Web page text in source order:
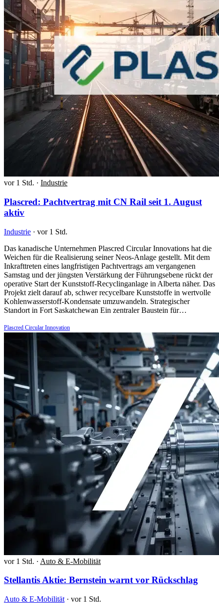
vor 1 Std. · Industrie
Plascred: Pachtvertrag mit CN Rail seit 1. August
aktiv
Industrie · vor 1 Std.
Das kanadische Unternehmen Plascred Circular Innovations hat die
Weichen für die Realisierung seiner Neos-Anlage gestellt. Mit dem
Inkrafttreten eines langfristigen Pachtvertrags am vergangenen
Samstag und der jüngsten Verstärkung der Führungsebene rückt der
operative Start der Kunststoff-Recyclinganlage in Alberta näher. Das
Projekt zielt darauf ab, schwer recycelbare Kunststoffe in wertvolle
Kohlenwasserstoff-Kondensate umzuwandeln. Strategischer
Standort in Fort Saskatchewan Ein zentraler Baustein für…
Plascred Circular Innovation
vor 1 Std. · Auto & E-Mobilität
Stellantis Aktie: Bernstein warnt vor Rückschlag
Auto & E-Mobilität · vor 1 Std.